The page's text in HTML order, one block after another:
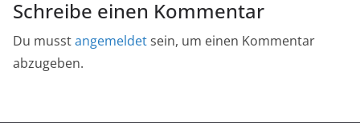
Schreibe einen Kommentar
Du musstangemeldetsein, um einen Kommentar
abzugeben.